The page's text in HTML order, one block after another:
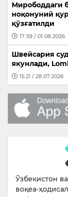
Мирободдаги
ноқонуний
қўзғатилди
17:59 / 01.08.2026
Швейсария
якунлади,
15:21 / 28.07.2026
Ўзбекистон
воқеа-